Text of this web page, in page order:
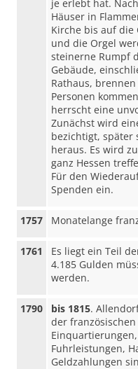
je erlebt hat.
Häuser in
Kirche bis auf die
und die Orgel
steinerne Rumpf
Gebäude,
Rathaus,
Personen
herrscht eine
Zunächst wird
bezichtigt, später
heraus. Es wird
ganz Hessen
Für den
Spenden ein.
1757 Monatelange
1761
Es liegt ein Teil
4.185 Gulden
werden.
1790 bis 1815.
der
Fuhrleistungen,
Geldzahlungen